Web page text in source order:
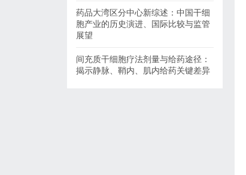
药品大湾区分中心新综述：中国干细
胞产业的历史演进、国际比较与监管
展望
间充质干细胞疗法剂量与给药途径：
揭示静脉、鞘内、肌内给药关键差异